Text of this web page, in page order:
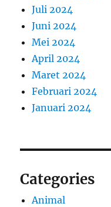
Juli 2024
Juni 2024
Mei 2024
April 2024
Maret 2024
Februari 2024
Januari 2024
Categories
Animal